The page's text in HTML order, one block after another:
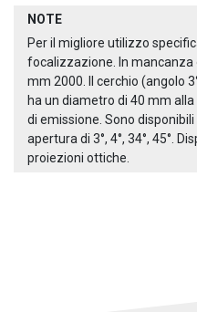
NOTE
Per il migliore utilizzo
focalizzazione. In mancanza
mm 2000. Il cerchio (angolo
ha un diametro di 40 mm
di emissione. Sono
apertura di 3°, 4°, 34°, 45°.
proiezioni ottiche.